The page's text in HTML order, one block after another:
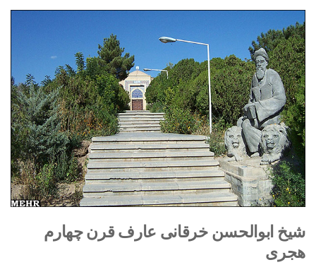
شیخ ابوالحسن خرقانی عارف قرن چهارم
هجری